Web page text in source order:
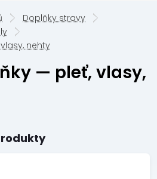
Doplňky stravy
nehty
— pleť, vlasy,